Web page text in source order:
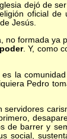
dejó de
oficial de
Jesús.
formada ya
. Y, como
la comunidad
Pedro
de barrer y
social,